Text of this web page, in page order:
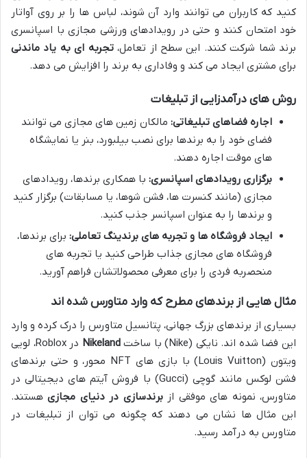
کنید که کاربران می توانند وارد آن شوند، لباس ها را بر روی آواتار
خود امتحان کنند و حتی در رویدادهای ورزشی مجازی با اسپانسری
برند شما شرکت کنند. این سطح از تعامل،تجربه ای به یاد ماندنی
برای مشتری ایجاد می کند و وفاداری به برند را افزایش می دهد.
روش های درآمدزایی از تبلیغات
اجاره فضاهای تبلیغاتی: مالکان زمین های مجازی می توانند
فضای خود را به برندها برای نصب بیلبورد، بنر یا نمایشگاه
های موقت اجاره دهند.
برگزاری رویدادهای اسپانسری: با همکاری برندها، رویدادهای
مجازی (مانند کنسرت ها، فشن شوها، یا مسابقات) برگزار کنید
و برندها را به عنوان اسپانسر جذب کنید.
ایجاد فروشگاه ها و تجربه های برندینگ تعاملی: برای برندها،
فروشگاه های مجازی جذاب طراحی کنید یا تجربه های
منحصربه فردی را برای معرفی محصولاتشان فراهم آورید.
مثال هایی از برندهای مطرح که وارد متاورس شده اند
بسیاری از برندهای بزرگ جهانی، پتانسیل متاورس را درک کرده و وارد
این فضا شده اند. نایکی (Nike) با ساخت
Nikeland
در Roblox، لویی
ویتون (Louis Vuitton) با بازی های NFT محور، و حتی برندهای
فشن لوکس مانند گوچی (Gucci) با فروش آیتم های دیجیتالی در
متاورس، نمونه های موفقی ازبرندسازی در دنیای مجازیهستند.
این مثال ها نشان می دهند که چگونه می توان از تبلیغات در
متاورس به درآمد رسید.